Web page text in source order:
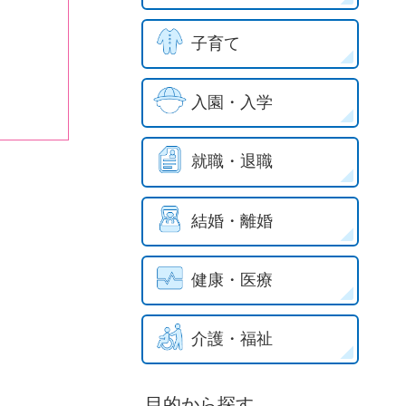
子育て
入園・入学
就職・退職
結婚・離婚
健康・医療
介護・福祉